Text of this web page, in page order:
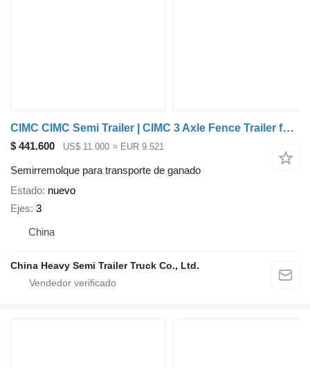
CIMC CIMC Semi Trailer | CIMC 3 Axle Fence Trailer for Sale in Camero
$ 441.600 US$ 11.000 ≈ EUR 9.521
Semirremolque para transporte de ganado
Estado nuevo
Ejes 3
China
China Heavy Semi Trailer Truck Co., Ltd.